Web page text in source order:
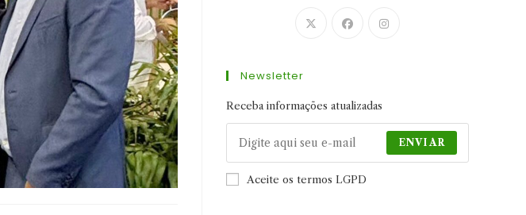
Abre
Abre
Newsletter
Receba informações atualizadas
ENVIAR
Aceite os termos LGPD